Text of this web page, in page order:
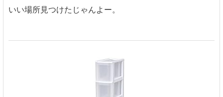
いい場所見つけたじゃんよー。